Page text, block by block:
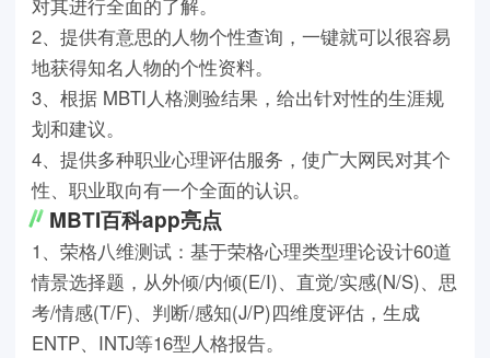
2、提供有意思的人物个性查询，一键就可以很容易
地获得知名人物的个性资料。
3、根据 MBTI人格测验结果，给出针对性的生涯规
划和建议。
4、提供多种职业心理评估服务，使广大网民对其个
性、职业取向有一个全面的认识。
MBTI百科app亮点
1、荣格八维测试：基于荣格心理类型理论设计60道
情景选择题，从外倾/内倾(E/I)、直觉/实感(N/S)、思
考/情感(T/F)、判断/感知(J/P)四维度评估，生成
ENTP、INTJ等16型人格报告。